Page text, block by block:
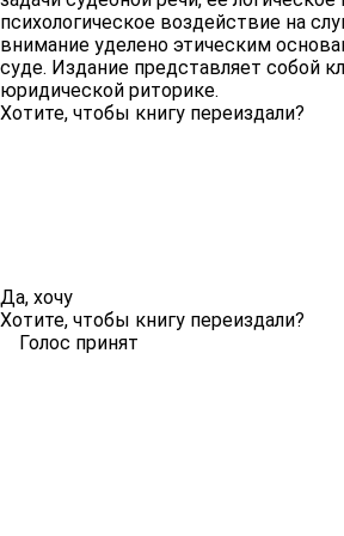
психологическое воздействие на
внимание уделено этическим
суде. Издание представляет собой
юридической риторике.
Хотите, чтобы книгу переиздали?
Да, хочу
Хотите, чтобы книгу переиздали?
Голос принят